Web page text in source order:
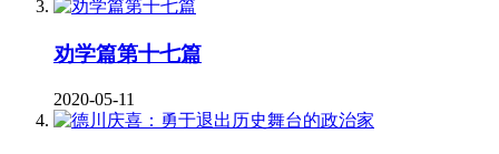
劝学篇第十七篇
2020-05-11